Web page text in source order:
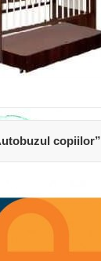
copiilor”